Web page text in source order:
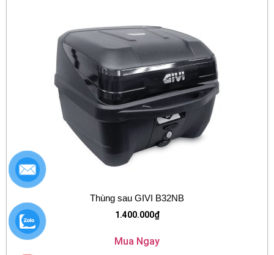
Thùng sau GIVI B32NB
1.400.000₫
Mua Ngay